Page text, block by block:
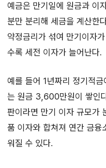
예금은 만기일에 원금과 이
분만 분리해 세금을 계산한
약정금리가 섞여 만기이자
수록 세전 이자가 늘어난다.
예를 들어 1년짜리 정기적
는 원금 3,600만원이 쌓인
판이라면 만기 이자 규모가
품 이자와 합쳐져 연간 금
워질 수 있다.